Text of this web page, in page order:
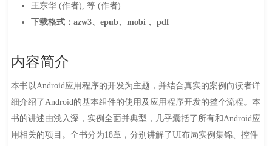
王东华 (作者), 等 (作者)
下载格式：azw3、epub、mobi 、pdf
内容简介
本书以Android应用程序的开发为主题，并结合真实的案例向读者详
细介绍了Android的基本组件的使用及应用程序开发的整个流程。本
书的讲述由浅入深，实例全面并典型，几乎囊括了所有和Android应
用相关的项目。全书分为18章，分别讲解了UI布局实例集锦、控件